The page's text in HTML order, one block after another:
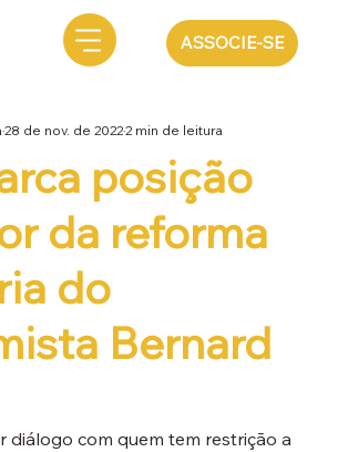
ASSOCIE-SE
posição
da reforma
do
Bernard
28 de nov. de 20222 min de leitura
diálogo com quem tem restrição a